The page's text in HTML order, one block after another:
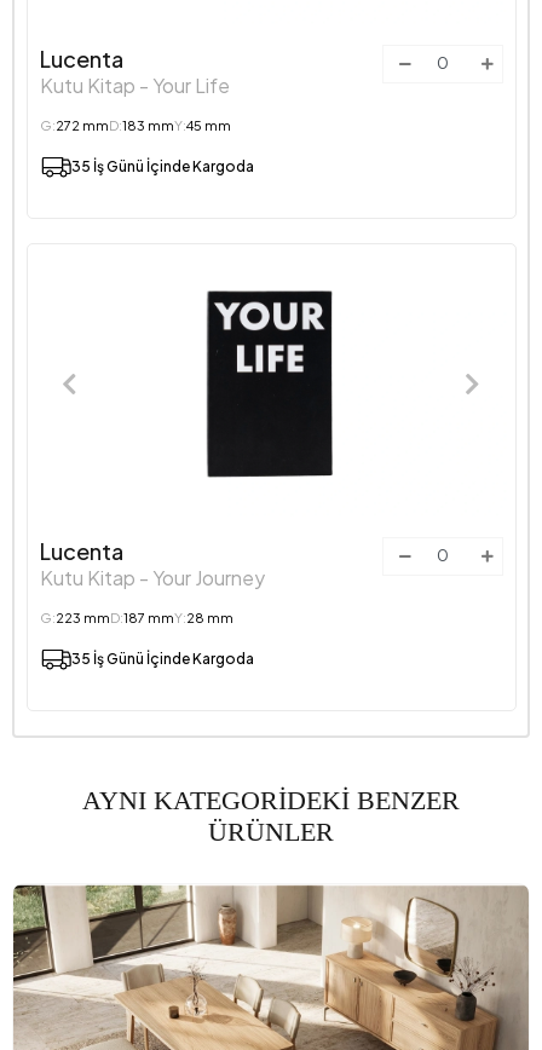
Lucenta
Kutu Kitap - Your Life
G:272 mmD:183 mmY:45 mm
35 İş Günü İçinde Kargoda
Lucenta
Kutu Kitap - Your Journey
G:223 mmD:187 mmY:28 mm
35 İş Günü İçinde Kargoda
AYNI KATEGORİDEKİ BENZER
ÜRÜNLER